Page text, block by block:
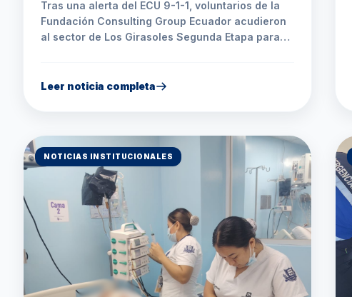
Domingo
Tras una alerta del ECU 9-1-1, voluntarios de la
Fundación Consulting Group Ecuador acudieron
al sector de Los Girasoles Segunda Etapa para
recibir atención prehospitalaria, fue trasladado a
Leer noticia completa
NOTICIAS INSTITUCIONALES